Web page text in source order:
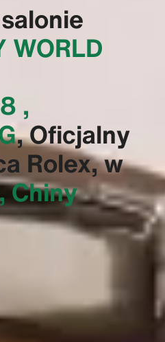
WORLD
,
, Oficjalny
Rolex, w
Chiny